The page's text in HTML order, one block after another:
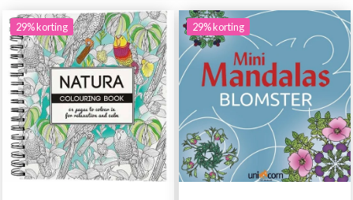
29% korting 29% korting